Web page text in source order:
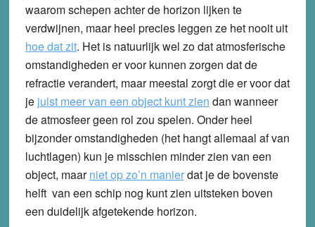
waarom schepen achter de horizon lijken te
verdwijnen, maar heel precies leggen ze het nooit uit
hoe dat zit. Het is natuurlijk wel zo dat atmosferische
omstandigheden er voor kunnen zorgen dat de
refractie verandert, maar meestal zorgt die er voor dat
je juist meer van een object kunt zien dan wanneer
de atmosfeer geen rol zou spelen. Onder heel
bijzonder omstandigheden (het hangt allemaal af van
luchtlagen) kun je misschien minder zien van een
object, maarniet op zo’n manierdat je de bovenste
helft van een schip nog kunt zien uitsteken boven
een duidelijk afgetekende horizon.